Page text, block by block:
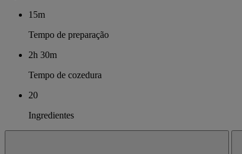
15m
Tempo de preparação
2h 30m
Tempo de cozedura
20
Ingredientes